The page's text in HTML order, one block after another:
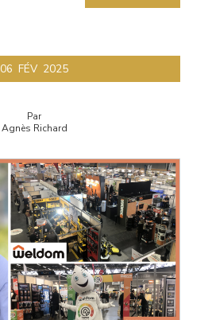
06 FÉV 2025
Par
Agnès Richard